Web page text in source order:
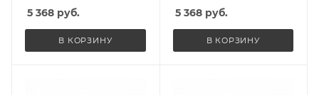
5 368 руб.
В КОРЗИНУ
5 368руб.
В КОРЗИНУ